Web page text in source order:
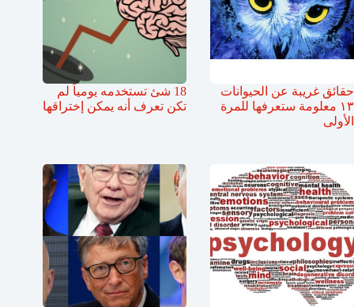
حقائق غريبة عن الحيوانات
١٣ معلومة ستعرفها للمرة
الأولى
18 شئ تستخدمه يومياً لم
تكن تعرف أنه يمكن إختراقها